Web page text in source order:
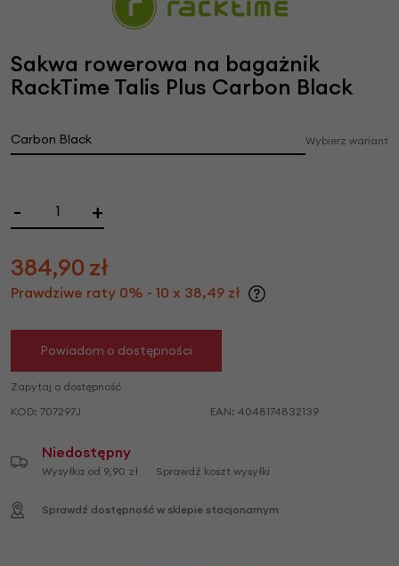
Sakwa rowerowa na bagażnik
RackTime Talis Plus Carbon Black
Carbon Black Wybierz wariant
- +
384,90 zł
Prawdziwe raty 0% - 10 x 38,49 zł
Powiadom o dostępności
Zapytaj o dostępność
KOD: 707297J EAN: 4048174832139
Niedostępny
Wysyłka od 9,90 zł Sprawdź koszt wysyłki
Sprawdź dostępność w sklepie stacjonarnym